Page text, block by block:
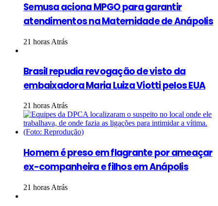
Semusa aciona MPGO para garantir
atendimentos na Maternidade de Anápolis
21 horas Atrás
Brasil repudia revogação de visto da
embaixadora Maria Luiza Viotti pelos EUA
21 horas Atrás
Homem é preso em flagrante por ameaçar
ex-companheira e filhos em Anápolis
21 horas Atrás